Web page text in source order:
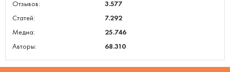
Отзывов:
3.577
Статей:
7.292
Медиа:
25.746
Авторы:
68.310